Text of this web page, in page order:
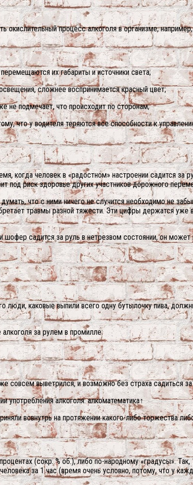
процесс алкоголя в организме,
их габариты и источники света;
сложнее воспринимается красный цвет;
не подмечает, что происходит по сторонам;
что у водителя теряются все способности к
когда человек в «радостном» настроении садится за
под риск здоровье других участников дорожного
что с ними ничего не случится необходимо не
травмы разной тяжести. Эти цифры держатся уже
садится за руль в нетрезвом состоянии, он может
люди, каковые выпили всего одну бутылочку пива,
за рулем в промилле:
совсем выветрился, и возможно без страха садиться
употребления алкоголя: алкоматематика↑
вовнутрь на протяжении какого-либо торжества
(сокр. % об.), либо по-народному «градусы».
за 1 час (время очень условно, потому, что у